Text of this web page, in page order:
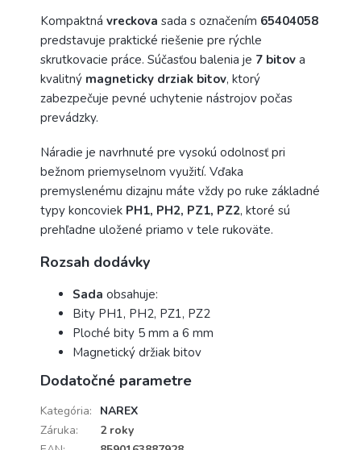
Kompaktná vreckova sada s označením 65404058
predstavuje praktické riešenie pre rýchle
skrutkovacie práce. Súčasťou balenia je 7 bitov a
kvalitný magneticky drziak bitov, ktorý
zabezpečuje pevné uchytenie nástrojov počas
prevádzky.
Náradie je navrhnuté pre vysokú odolnosť pri
bežnom priemyselnom využití. Vďaka
premyslenému dizajnu máte vždy po ruke základné
typy koncoviek PH1, PH2, PZ1, PZ2, ktoré sú
prehľadne uložené priamo v tele rukoväte.
Rozsah dodávky
Sada obsahuje:
Bity PH1, PH2, PZ1, PZ2
Ploché bity 5 mm a 6 mm
Magnetický držiak bitov
Dodatočné parametre
Kategória:
NAREX
Záruka:
2 roky